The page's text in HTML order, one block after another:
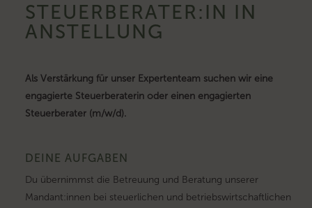
STEUERBERATER:IN IN
ANSTELLUNG
Als Verstärkung für unser Expertenteam suchen wir eine
engagierte Steuerberaterin oder einen engagierten
Steuerberater (m/w/d).
DEINE AUFGABEN
Du übernimmst die Betreuung und Beratung unserer
Mandant:innen bei steuerlichen und betriebswirtschaftlichen